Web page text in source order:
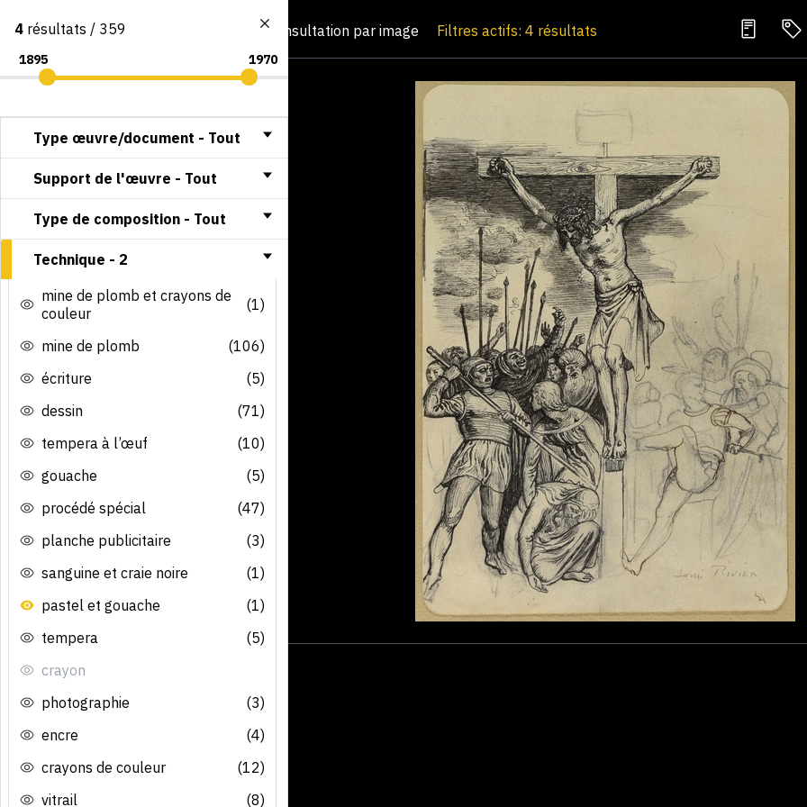
Consultation par image Filtres actifs: 4 résultats
4 résultats / 359
Type œuvre/document - Tout
Support de l'œuvre - Tout
Type de composition - Tout
Technique - 2
mine de plomb et crayons de
couleur
(1)
mine de plomb
(106)
écriture
(5)
dessin
(71)
tempera à l’œuf
(10)
gouache
(5)
procédé spécial
(47)
planche publicitaire
(3)
sanguine et craie noire
(1)
pastel et gouache
(1)
tempera
(5)
crayon
photographie
(3)
encre
(4)
crayons de couleur
(12)
vitrail
(8)